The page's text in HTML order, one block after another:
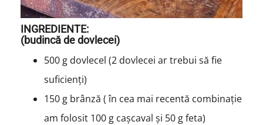
INGREDIENTE:
(budincă de dovlecei)
500 g dovlecel (2 dovlecei ar trebui să fie
suficienți)
150 g brânză ( în cea mai recentă combinație
am folosit 100 g cașcaval și 50 g feta)